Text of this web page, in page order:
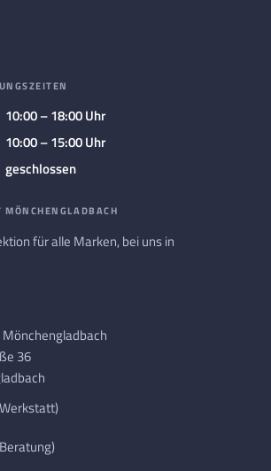
10:00 – 18:00 Uhr
10:00 – 15:00 Uhr
geschlossen
für alle Marken, bei uns in
36